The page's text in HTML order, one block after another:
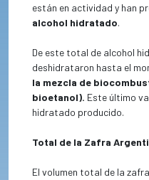
están en actividad y han
alcohol hidratado.
De este total de alcohol
deshidrataron hasta el
la mezcla de
bioetanol). Este último
hidratado producido.
Total de la Zafra
El volumen total de la